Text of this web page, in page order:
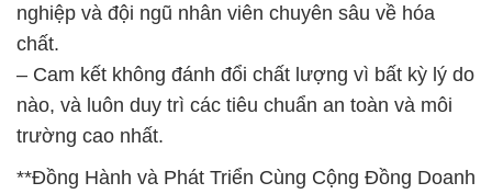
nghiệp và đội ngũ nhân viên chuyên sâu về hóa
chất.
– Cam kết không đánh đổi chất lượng vì bất kỳ lý do
nào, và luôn duy trì các tiêu chuẩn an toàn và môi
trường cao nhất.
**Đồng Hành và Phát Triển Cùng Cộng Đồng Doanh